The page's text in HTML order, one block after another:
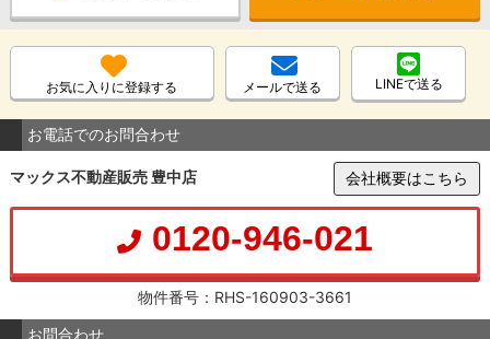
お気に入りに登録する メールで送る LINEで送る
お電話でのお問合わせ
マックス不動産販売 豊中店 会社概要はこちら
0120-946-021
物件番号：RHS-160903-3661
お問合わせ